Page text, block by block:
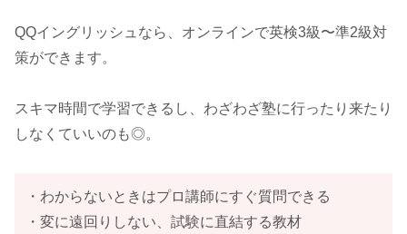
QQイングリッシュなら、オンラインで英検3級〜準2級対
策ができます。
スキマ時間で学習できるし、わざわざ塾に行ったり来たり
しなくていいのも◎。
・わからないときはプロ講師にすぐ質問できる
・変に遠回りしない、試験に直結する教材